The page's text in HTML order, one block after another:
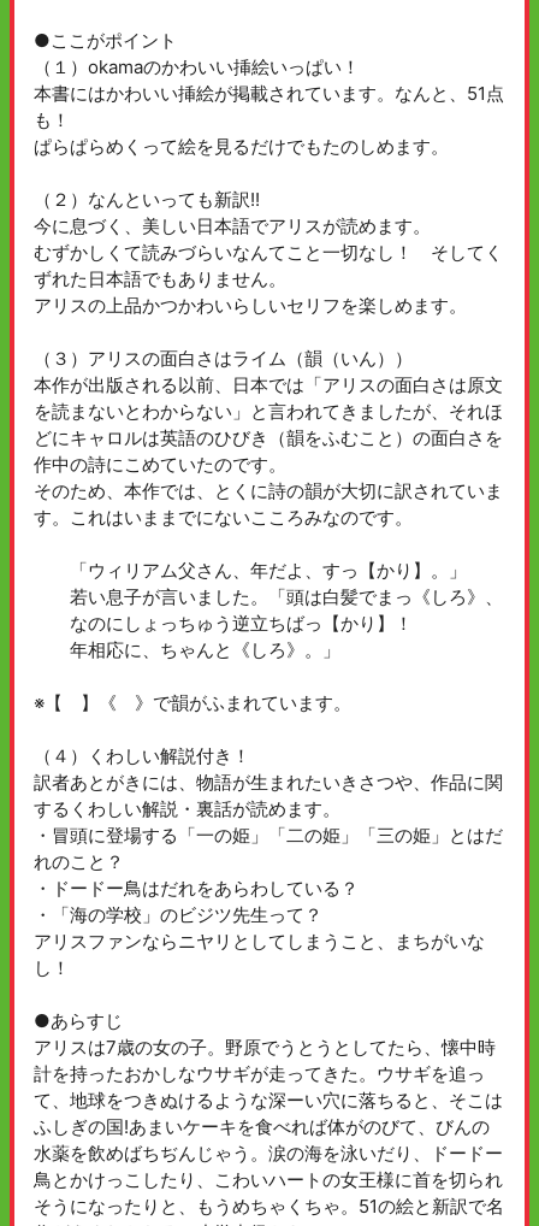
●ここがポイント
（１）okamaのかわいい挿絵いっぱい！
本書にはかわいい挿絵が掲載されています。なんと、51点
も！
ぱらぱらめくって絵を見るだけでもたのしめます。
（２）なんといっても新訳!!
今に息づく、美しい日本語でアリスが読めます。
むずかしくて読みづらいなんてこと一切なし！ そしてく
ずれた日本語でもありません。
アリスの上品かつかわいらしいセリフを楽しめます。
（３）アリスの面白さはライム（韻（いん））
本作が出版される以前、日本では「アリスの面白さは原文
を読まないとわからない」と言われてきましたが、それほ
どにキャロルは英語のひびき（韻をふむこと）の面白さを
作中の詩にこめていたのです。
そのため、本作では、とくに詩の韻が大切に訳されていま
す。これはいままでにないこころみなのです。
「ウィリアム父さん、年だよ、すっ【かり】。」
若い息子が言いました。「頭は白髪でまっ《しろ》、
なのにしょっちゅう逆立ちばっ【かり】！
年相応に、ちゃんと《しろ》。」
※【 】《 》で韻がふまれています。
（４）くわしい解説付き！
訳者あとがきには、物語が生まれたいきさつや、作品に関
するくわしい解説・裏話が読めます。
・冒頭に登場する「一の姫」「二の姫」「三の姫」とはだ
れのこと？
・ドードー鳥はだれをあらわしている？
・「海の学校」のビジツ先生って？
アリスファンならニヤリとしてしまうこと、まちがいな
し！
●あらすじ
アリスは7歳の女の子。野原でうとうとしてたら、懐中時
計を持ったおかしなウサギが走ってきた。ウサギを追っ
て、地球をつきぬけるような深ーい穴に落ちると、そこは
ふしぎの国!あまいケーキを食べれば体がのびて、びんの
水薬を飲めばちぢんじゃう。涙の海を泳いだり、ドードー
鳥とかけっこしたり、こわいハートの女王様に首を切られ
そうになったりと、もうめちゃくちゃ。51の絵と新訳で名